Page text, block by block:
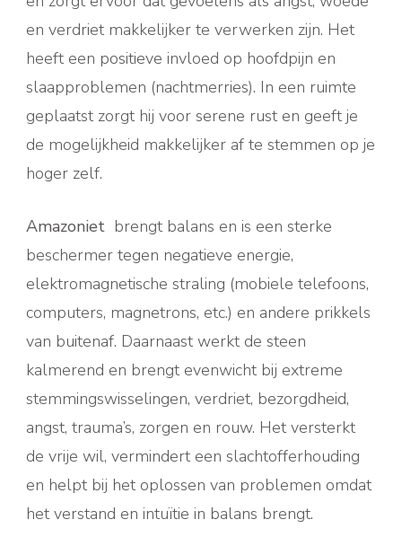
en verdriet makkelijker te verwerken zijn. Het
heeft een positieve invloed op hoofdpijn en
slaapproblemen (nachtmerries). In een ruimte
geplaatst zorgt hij voor serene rust en geeft je
de mogelijkheid makkelijker af te stemmen op je
hoger zelf.
Amazoniet brengt balans en is een sterke
beschermer tegen negatieve energie,
elektromagnetische straling (mobiele telefoons,
computers, magnetrons, etc.) en andere prikkels
van buitenaf. Daarnaast werkt de steen
kalmerend en brengt evenwicht bij extreme
stemmingswisselingen, verdriet, bezorgdheid,
angst, trauma’s, zorgen en rouw. Het versterkt
de vrije wil, vermindert een slachtofferhouding
en helpt bij het oplossen van problemen omdat
het verstand en intuïtie in balans brengt.